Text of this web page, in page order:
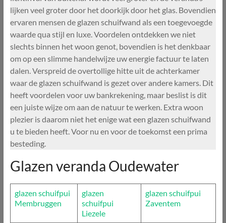
lijken veel groter door het doorkijk door het glas. Bovendien
ervaren mensen de glazen schuifwand als een toegevoegde
waarde qua stijl en luxe. Voordelen ontdekken we niet
slechts binnen het woon genot, bovendien is het denkbaar
om op een slimme handelwijze uw energie factuur te laten
dalen. Verspreid de overtollige hitte uit de achterkamer
waar de glazen schuifwand is gezet over andere kamers. Dit
heeft voordelen voor uw bankrekening, maar beslist is dit
een juiste wijze om aan de natuur te werken. Extra woon
plezier is daarom niet het enige wat een glazen schuifwand
u te bieden heeft. Voor nu en voor de toekomst een prima
besteding.
Glazen veranda Oudewater
glazen schuifpui
Membruggen
glazen
schuifpui
Liezele
glazen schuifpui
Zaventem